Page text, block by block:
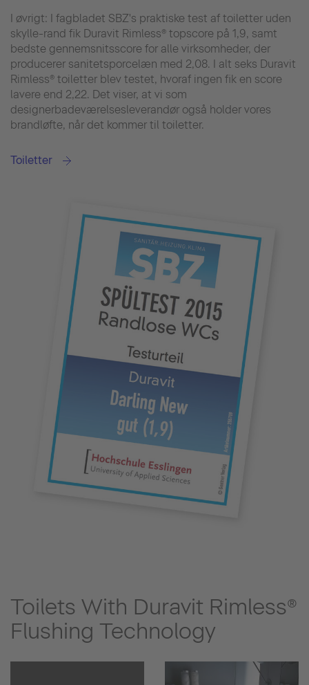
I øvrigt: I fagbladet SBZ's praktiske test af toiletter uden
skylle-rand fik Duravit Rimless® topscore på 1,9, samt
bedste gennemsnitsscore for alle virksomheder, der
producerer sanitetsporcelæn med 2,08. I alt seks Duravit
Rimless® toiletter blev testet, hvoraf ingen fik en score
lavere end 2,22. Det viser, at vi som
designerbadeværelsesleverandør også holder vores
brandløfte, når det kommer til toiletter.
Toiletter
Toilets With Duravit Rimless®
Flushing Technology